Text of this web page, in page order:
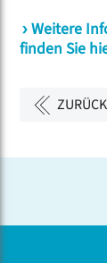
Weitere
finden Sie